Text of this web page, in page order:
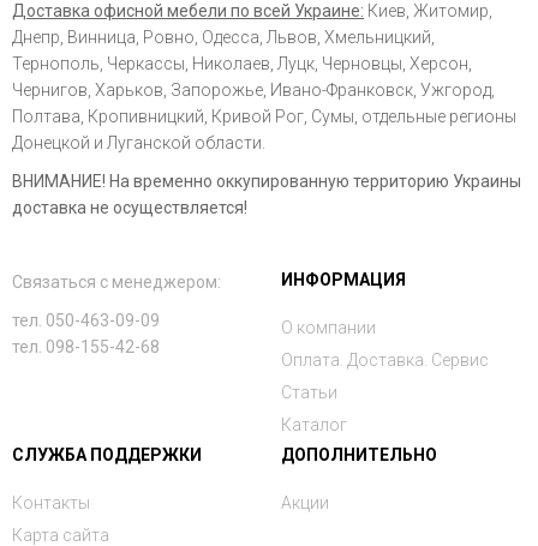
Доставка офисной мебели по всей Украине: Киев, Житомир,
Днепр, Винница, Ровно, Одесса, Львов, Хмельницкий,
Тернополь, Черкассы, Николаев, Луцк, Черновцы, Херсон,
Чернигов, Харьков, Запорожье, Ивано-Франковск, Ужгород,
Полтава, Кропивницкий, Кривой Рог, Сумы, отдельные регионы
Донецкой и Луганской области.
ВНИМАНИЕ! На временно оккупированную территорию Украины
доставка не осуществляется!
Связаться с менеджером:
тел. 050-463-09-09
тел. 098-155-42-68
ИНФОРМАЦИЯ
О компании
Оплата. Доставка. Сервис
Статьи
Каталог
СЛУЖБА ПОДДЕРЖКИ
Контакты
Карта сайта
ДОПОЛНИТЕЛЬНО
Акции